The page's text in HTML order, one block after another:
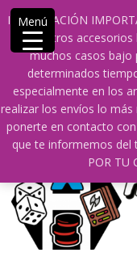
INFORMACIÓN
de nuestros
muchos casos bajo
determinados
especialmente en los
realizar los envíos lo
ponerte en contacto
que te informemos del
POR TU
Saltar
contenido
609241475 SOLO DE
San
Menú